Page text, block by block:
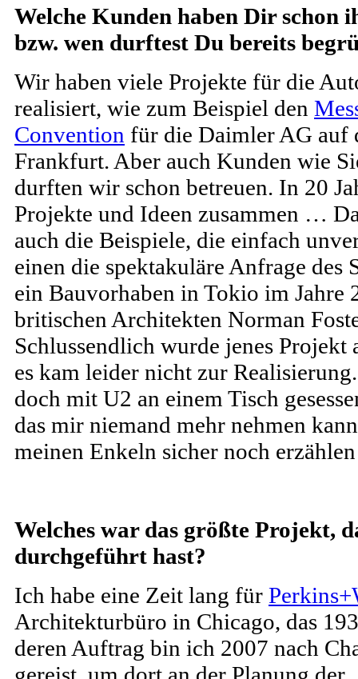
Welche Kunden haben Dir schon
bzw. wen durftest Du bereits
Wir haben viele Projekte für die
realisiert, wie zum Beispiel den
Convention für die Daimler AG auf
Frankfurt. Aber auch Kunden wie
durften wir schon betreuen. In 20
Projekte und Ideen zusammen …
auch die Beispiele, die einfach
einen die spektakuläre Anfrage
ein Bauvorhaben in Tokio im Jahre
britischen Architekten Norman
Schlussendlich wurde jenes
es kam leider nicht zur
doch mit U2 an einem Tisch
das mir niemand mehr nehmen
meinen Enkeln sicher noch
Welches war das größte Projekt,
durchgeführt hast?
Ich habe eine Zeit lang für
Architekturbüro in Chicago, das
deren Auftrag bin ich 2007 nach